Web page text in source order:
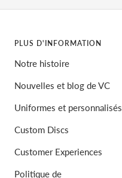
PLUS D'INFORMATION
Notre histoire
Nouvelles et blog de VC
Uniformes et personnalisés
Custom Discs
Customer Experiences
Politique de